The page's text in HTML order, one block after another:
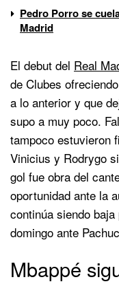
Pedro Porro se
Madrid
El debut del Real
de Clubes
a lo anterior y que
supo a muy poco.
tampoco estuvieron
Vinicius y Rodrygo
gol fue obra del
oportunidad ante la
continúa siendo
domingo ante
Mbappé